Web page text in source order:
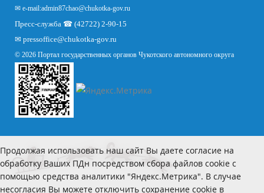
✉ e-mail:admin87chao@chukotka-gov.ru
Пресс-служба ☎ (42722) 2-90-15
✉ pressoffice@chukotka-gov.ru
© 2026 Портал государственных органов Чукотского автономного округа
Продолжая использовать наш сайт Вы даете согласие на
обработку Ваших ПДн посредством сбора файлов cookie с
помощью средства аналитики "Яндекс.Метрика". В случае
несогласия Вы можете отключить сохранение cookie в